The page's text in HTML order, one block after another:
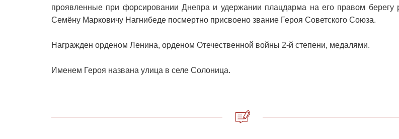
проявленные при форсировании Днепра и удержании плацдарма на его правом берегу
Семёну Марковичу Нагнибеде посмертно присвоено звание Героя Советского Союза.
Награжден орденом Ленина, орденом Отечественной войны 2-й степени, медалями.
Именем Героя названа улица в селе Солоница.